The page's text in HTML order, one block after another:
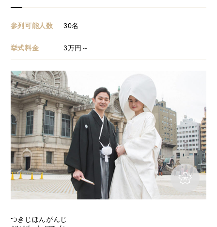
参列可能人数 30名
挙式料金 3万円～
つきじほんがんじ